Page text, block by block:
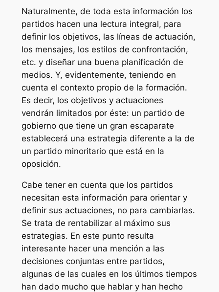
Naturalmente, de toda esta información los
partidos hacen una lectura integral, para
definir los objetivos, las líneas de actuación,
los mensajes, los estilos de confrontación,
etc. y diseñar una buena planificación de
medios. Y, evidentemente, teniendo en
cuenta el contexto propio de la formación.
Es decir, los objetivos y actuaciones
vendrán limitados por éste: un partido de
gobierno que tiene un gran escaparate
establecerá una estrategia diferente a la de
un partido minoritario que está en la
oposición.
Cabe tener en cuenta que los partidos
necesitan esta información para orientar y
definir sus actuaciones, no para cambiarlas.
Se trata de rentabilizar al máximo sus
estrategias. En este punto resulta
interesante hacer una mención a las
decisiones conjuntas entre partidos,
algunas de las cuales en los últimos tiempos
han dado mucho que hablar y han hecho